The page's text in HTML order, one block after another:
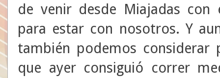
de venir desde Miajadas con
para estar con nosotros. Y
también podemos considerar
que ayer consiguió correr